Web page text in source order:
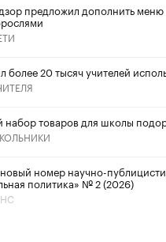
предложил дополнить
более 20 тысяч учителей
товаров для школы
номер научно-
политика» № 2 (2026)